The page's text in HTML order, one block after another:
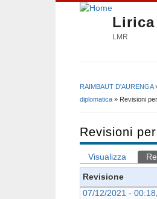
Lirica
LMR
Tu sei qui
RAIMBAUT D'AURENGA
diplomatica » Revisioni per
Revisioni per
Schede
Visualizza
Revisione
07/12/2021 - 00:18